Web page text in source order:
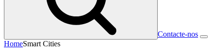
Contacte-nos
HomeSmart Cities